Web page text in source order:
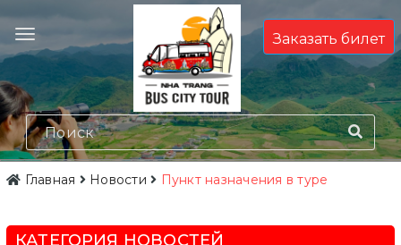
Заказать билет
Главная Новости Пункт назначения в туре
КАТЕГОРИЯ НОВОСТЕЙ